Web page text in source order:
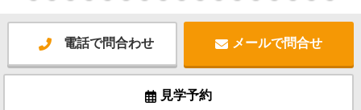
電話で問合わせ メールで問合せ
見学予約